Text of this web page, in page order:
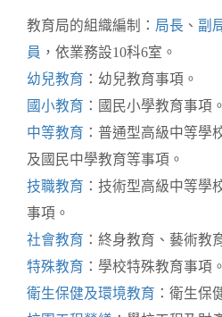
教育局的組織編制： 局長 、 副
員 ，依業務設10科6室。
幼兒教育 ：幼兒教育事項。
國小教育 ：國民小學教育事項。
中等教育 ：普通型高級中等學
及國民中學教育等事項。
技職教育 ：技術型高級中等學
事項。
社會教育 ：終身教育、藝術教
特殊教育 ：學校特殊教育事項。
衛生保健及環境教育 ：衛生保